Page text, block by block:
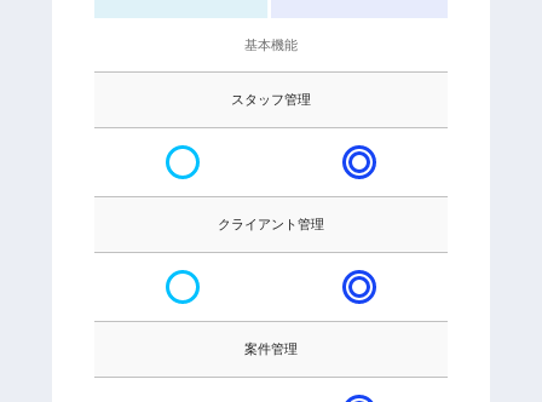
基本機能
スタッフ管理
クライアント管理
案件管理